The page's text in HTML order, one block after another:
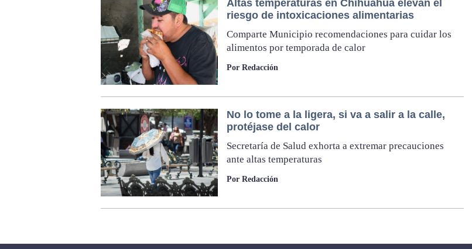
Altas temperaturas en Chihuahua elevan el
riesgo de intoxicaciones alimentarias
Comparte Municipio recomendaciones para cuidar los
alimentos por temporada de calor
Por Redacción
No lo tome a la ligera, si va a salir a la calle,
protéjase del calor
Secretaría de Salud exhorta a extremar precauciones
ante altas temperaturas
Por Redacción